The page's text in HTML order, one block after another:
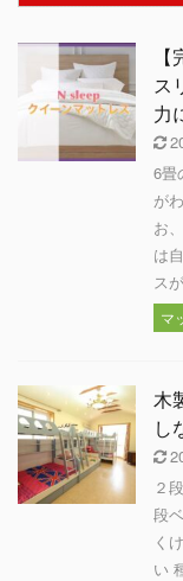
ス
力
6畳
が
お
は
ス
マ
木
し
２
段
く
い